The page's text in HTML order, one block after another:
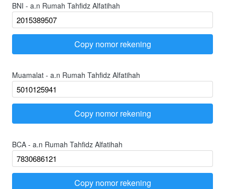
BNI - a.n Rumah Tahfidz Alfatihah
`
Copy nomor rekening
Muamalat - a.n Rumah Tahfidz Alfatihah
`
Copy nomor rekening
BCA - a.n Rumah Tahfidz Alfatihah
`
Copy nomor rekening